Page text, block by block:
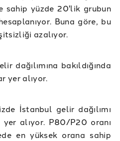
sahip yüzde 20'lik grubun
Buna göre, bu
azalıyor.
dağılımına bakıldığında
yer alıyor.
İstanbul gelir dağılımı
alıyor. P80/P20 oranı
en yüksek orana sahip